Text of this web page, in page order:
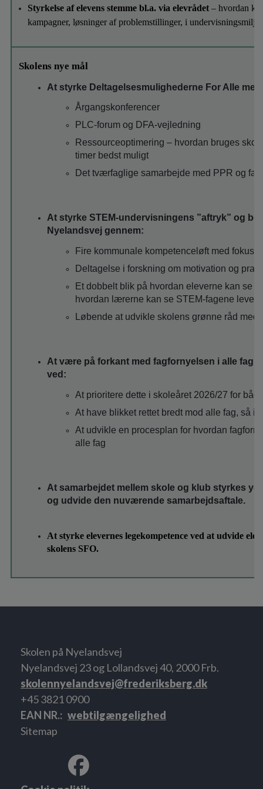
Styrkelse af elevens stemme bl.a. via elevrådet – hvordan
kampagner, løsninger af problemstillinger, i
Skolens nye mål
At styrke Deltagelsesmulighederne For Alle
Årgangskonferencer
PLC-forum og DFA-vejledning
Ressourceoptimering – hvordan bruges
timer bedst muligt
Det tværfaglige samarbejde med PPR og
At styrke STEM-undervisningens ”aftryk” og
Nyelandsvej gennem:
Fire kommunale kompetenceløft med fokus
Deltagelse i forskning om motivation og
Et dobbelt blik på hvordan eleverne kan se
hvordan lærerne kan se STEM-fagene leve i
Løbende at udvikle skolens grønne råd
At være på forkant med fagfornyelsen i alle fag
ved:
At prioritere dette i skoleåret 2026/27 for
At have blikket rettet bredt mod alle fag, så
At udvikle en procesplan for hvordan
alle fag
At samarbejdet mellem skole og klub styrkes
og udvide den nuværende samarbejdsaftale.
At styrke elevernes legekompetence ved at udvide
skolens SFO.
Skolen på Nyelandsvej
Nyelandsvej 23 og Lollandsvej 40, 2000 Frb.
skolennyelandsvej@frederiksberg.dk
+45 3821 0900
EAN NR. webtilgængelighed
Sitemap